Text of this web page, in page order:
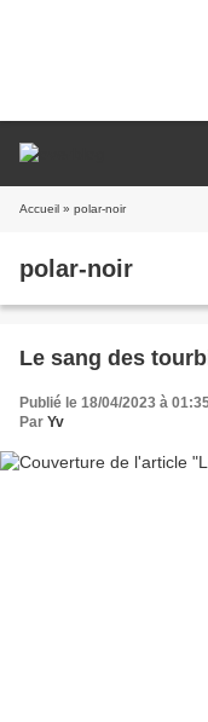
Accueil » polar-noir
polar-noir
Le sang des
Publié le 18/04/2023 à
Par Yv